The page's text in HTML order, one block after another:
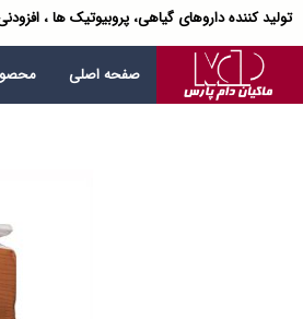
تولید کننده داروهای گیاهی، پروبیوتیک ها ،
صفحه اصلی